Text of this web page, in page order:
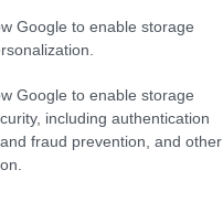
Google to enable storage
Google to enable storage
including authentication
fraud prevention, and other